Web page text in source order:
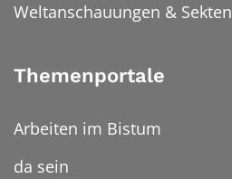
Weltanschauungen & Sekten
Themenportale
Arbeiten im Bistum
da sein